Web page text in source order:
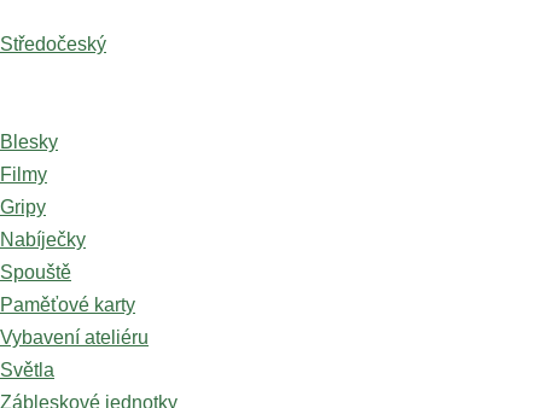
Středočeský
Blesky
Filmy
Gripy
Nabíječky
Spouště
Paměťové karty
Vybavení ateliéru
Světla
Zábleskové jednotky